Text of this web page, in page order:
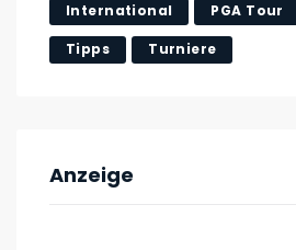
International PGA Tour
Tipps Turniere
Anzeige